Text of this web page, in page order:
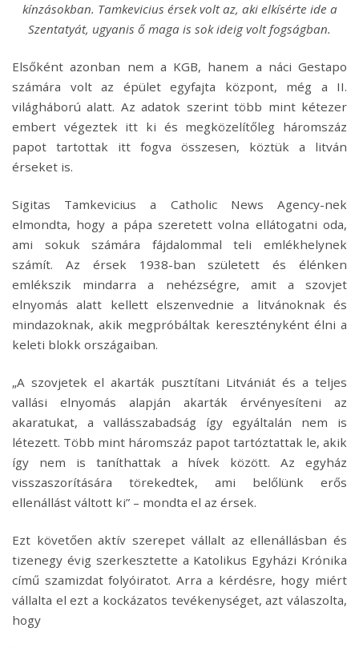
kínzásokban. Tamkevicius érsek volt az, aki elkísérte ide a
Szentatyát, ugyanis ő maga is sok ideig volt fogságban.
Elsőként azonban nem a KGB, hanem a náci Gestapo
számára volt az épület egyfajta központ, még a II.
világháború alatt. Az adatok szerint több mint kétezer
embert végeztek itt ki és megközelítőleg háromszáz
papot tartottak itt fogva összesen, köztük a litván
érseket is.
Sigitas Tamkevicius a Catholic News Agency-nek
elmondta, hogy a pápa szeretett volna ellátogatni oda,
ami sokuk számára fájdalommal teli emlékhelynek
számít. Az érsek 1938-ban született és élénken
emlékszik mindarra a nehézségre, amit a szovjet
elnyomás alatt kellett elszenvednie a litvánoknak és
mindazoknak, akik megpróbáltak keresztényként élni a
keleti blokk országaiban.
„A szovjetek el akarták pusztítani Litvániát és a teljes
vallási elnyomás alapján akarták érvényesíteni az
akaratukat, a vallásszabadság így egyáltalán nem is
létezett. Több mint háromszáz papot tartóztattak le, akik
így nem is taníthattak a hívek között. Az egyház
visszaszorítására törekedtek, ami belőlünk erős
ellenállást váltott ki” – mondta el az érsek.
Ezt követően aktív szerepet vállalt az ellenállásban és
tizenegy évig szerkesztette a Katolikus Egyházi Krónika
című szamizdat folyóiratot. Arra a kérdésre, hogy miért
vállalta el ezt a kockázatos tevékenységet, azt válaszolta,
hogy